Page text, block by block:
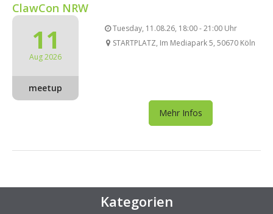
ClawCon NRW
11
Aug 2026
meetup
Tuesday, 11.08.26, 18:00 - 21:00 Uhr
STARTPLATZ, Im Mediapark 5, 50670 Köln
Mehr Infos
Kategorien